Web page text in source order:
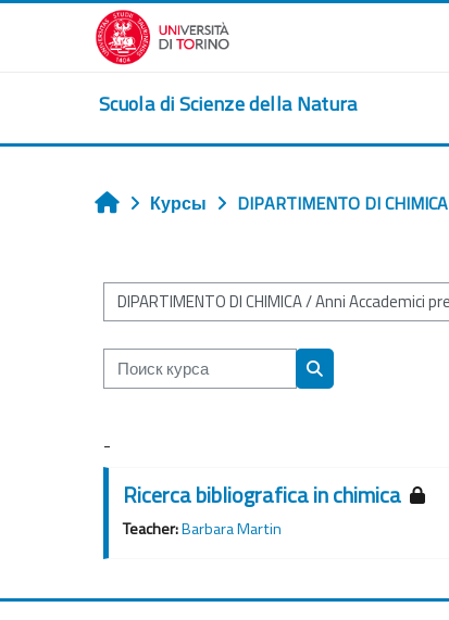
Перейти к основному содержанию
Scuola di Scienze della Natura
Главная
Курсы DIPARTIMENTO DI CHIMICA
Категории курсов
Поиск курса
Поиск курса
-
Ricerca bibliografica in chimica
Teacher:Barbara Martin